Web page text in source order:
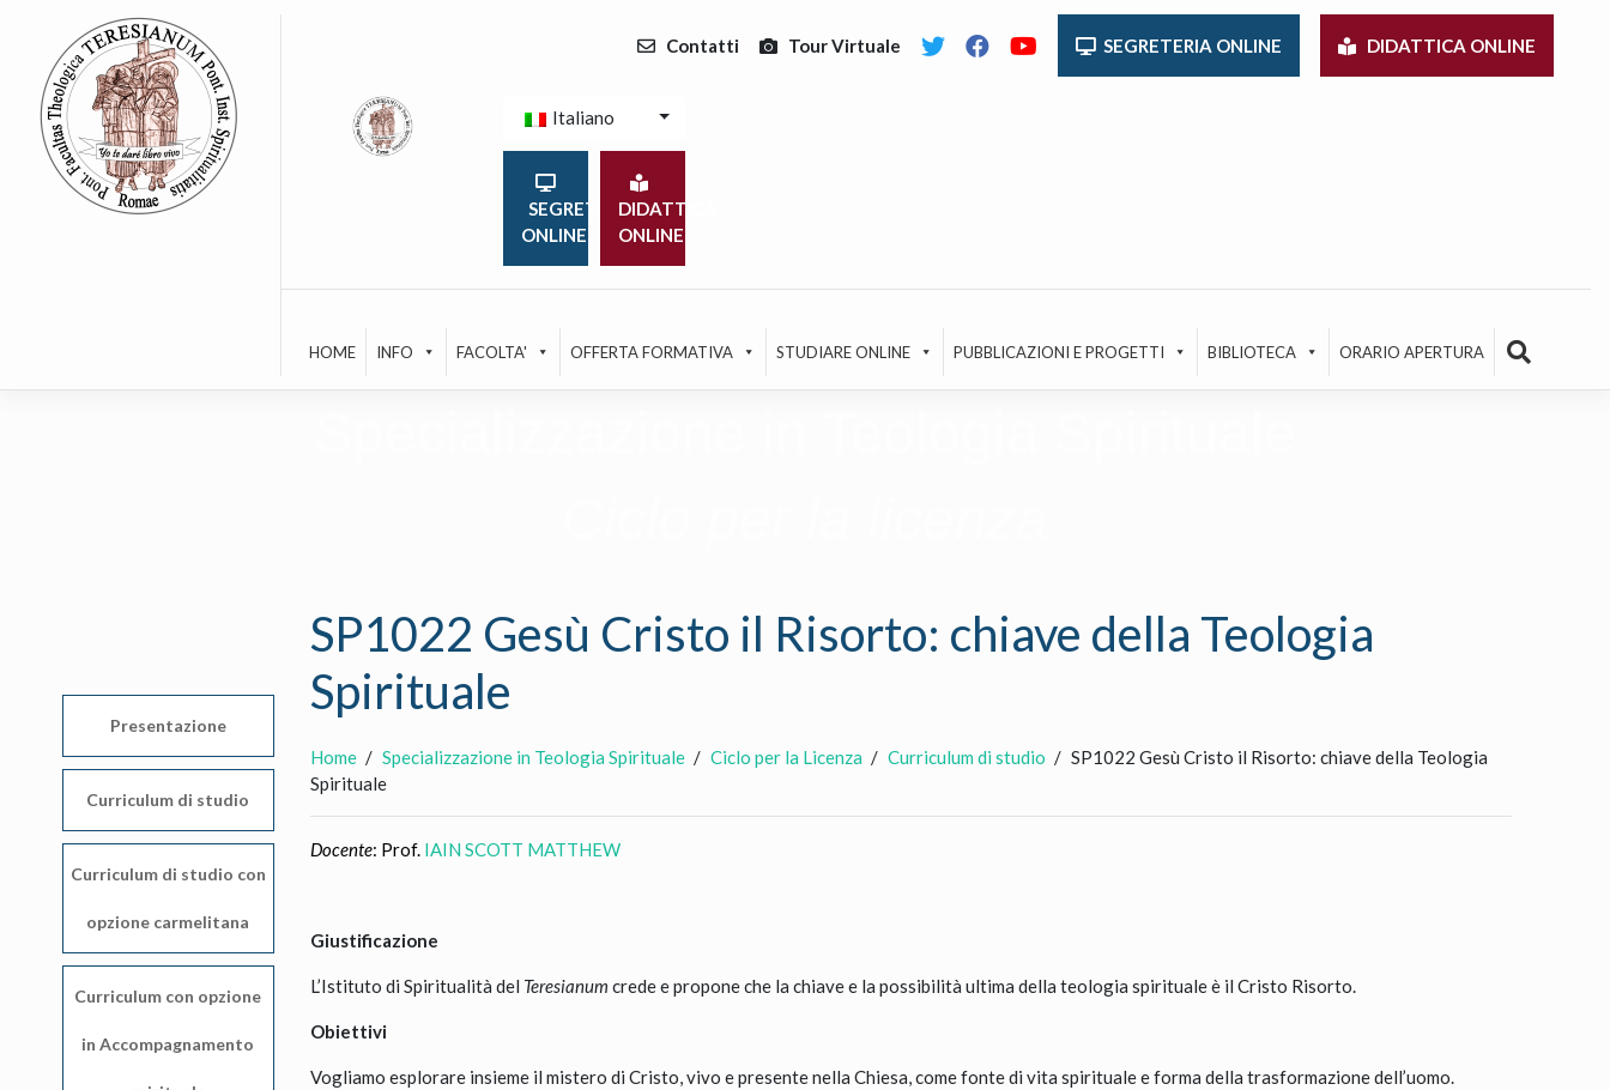
content
Contatti Tour Virtuale SEGRETERIA ONLINE DIDATTICA ONLINE
Italiano
SEGRETERIA
ONLINE
DIDATTICA
ONLINE
HOME INFO FACOLTA' OFFERTA FORMATIVA STUDIARE ONLINE PUBBLICAZIONI E PROGETTI BIBLIOTECA ORARIO APERTURA
Presentazione
Curriculum di studio
Curriculum di studio con
opzione carmelitana
Curriculum con opzione
in Accompagnamento
SP1022 Gesù Cristo il Risorto: chiave della Teologia
Spirituale
Home Specializzazione in Teologia Spirituale Ciclo per la Licenza Curriculum di studio
SP1022 Gesù Cristo il Risorto: chiave della Teologia
Spirituale
Docente: Prof. IAIN SCOTT MATTHEW
Giustificazione
L’Istituto di Spiritualità del Teresianum crede e propone che la chiave e la possibilità ultima della teologia spirituale è il Cristo Risorto.
Obiettivi
Vogliamo esplorare insieme il mistero di Cristo, vivo e presente nella Chiesa, come fonte di vita spirituale e forma della trasformazione dell’uomo.